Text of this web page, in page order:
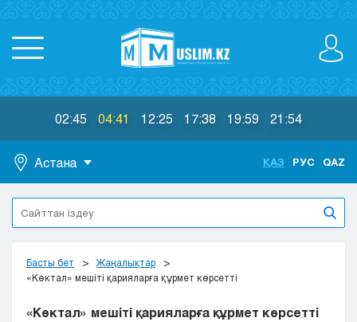
02:45 04:41 12:25 17:38 19:59 21:54
Астана
Астана
Алматы
Актобе
Атырау
Караганда
ҚАЗ РУС QAZ
Басты бет
Жаңалықтар
«Көктал» мешіті қарияларға құрмет көрсетті
«Көктал» мешіті қарияларға құрмет көрсетті